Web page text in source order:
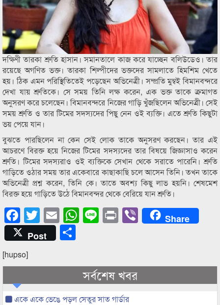
দক্ষিণী তারকা শ্রুতি হাসান। সমানতালে কাজ করে যাচ্ছেন বলিউডেও। তার
রয়েছে অগণিত ভক্ত। তারকা শিল্পীদের ভক্তদের সামলাতে হিমশিম খেতে
হয়। ঠিক এমন পরিস্থিতিতেই পড়েছেন অভিনেত্রী। সম্প্রতি মুম্বই বিমানবন্দরে
দেখা যায় শ্রুতিকে। সে সময় তিনি লক্ষ করেন, এক ভক্ত তাকে ক্রমাগত
অনুসরণ করে চলেছেন। বিমানবন্দরে নিজের গাড়ি খুঁজছিলেন অভিনেত্রী। সেই
সময় শ্রুতি ও তার টিমের সদস্যদের পিছু নেন ওই ব্যক্তি। এতে শ্রুতি কিছুটা
ভয় পেয়ে যান।
বুঝতে পারছিলেন না কেন সেই লোক তাকে অনুসরণ করছেন। তার এই
আচরণে বিরক্ত হয়ে নিজের টিমের সদস্যদের তার বিষয়ে জিজ্ঞাসাও করেন
শ্রুতি। টিমের সদস্যরাও ওই ব্যক্তিকে সেখান থেকে সরাতে পারেনি। শ্রুতি
গাড়িতে ওঠার সময় তার একেবারে কাছাকাছি চলে আসেন তিনি। তখন তাকে
অভিনেত্রী প্রশ্ন করেন, তিনি কে। তাতে অবশ্য কিছু লাভ হয়নি। শেষমেশ
বিরক্ত হয়ে গাড়িতে উঠে বিমানবন্দর থেকে বেরিয়ে যান শ্রুতি।
Facebook
Twitter
EmailWhatsApp
LinePrintViberShare
Post
[hupso]
সর্বশেষ খবর
একে একে ভেঙে পড়ল সেতুর সাত গার্ডার